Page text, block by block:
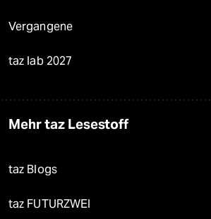
Vergangene
taz lab 2027
Mehr taz Lesestoff
taz Blogs
taz FUTURZWEI